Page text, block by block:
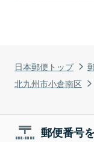
日本郵便トップ
北九州市小倉南区
郵便番号